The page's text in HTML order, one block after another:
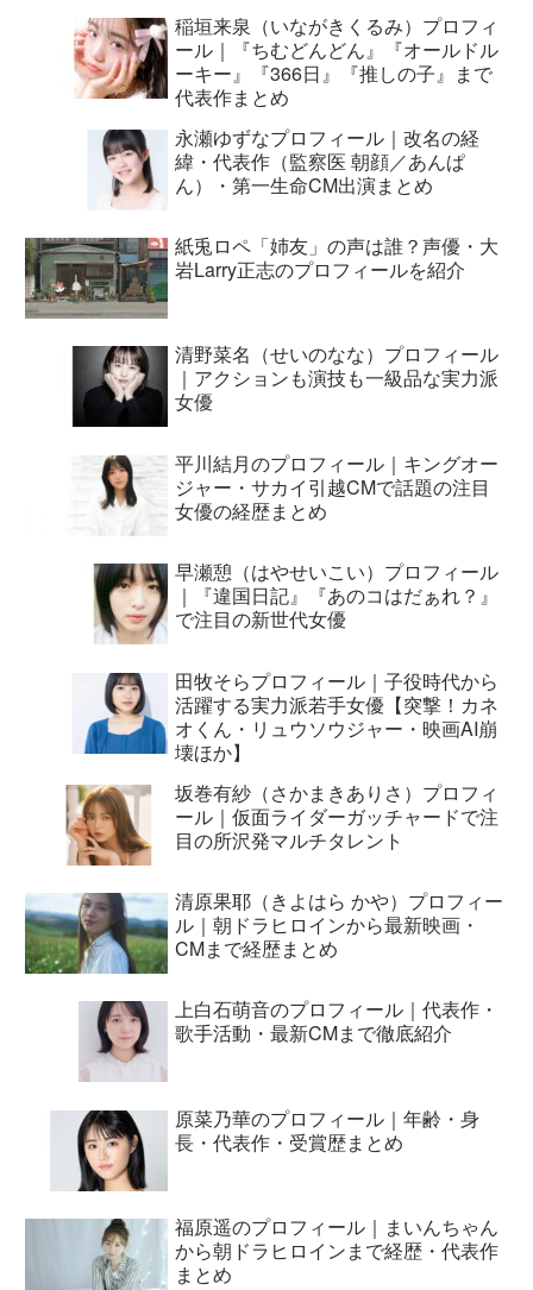
稲垣来泉（いながきくるみ）プロフィ
ール｜『ちむどんどん』『オールドル
ーキー』『366日』『推しの子』まで
代表作まとめ
永瀬ゆずなプロフィール｜改名の経
緯・代表作（監察医 朝顔／あんぱ
ん）・第一生命CM出演まとめ
紙兎ロペ「姉友」の声は誰？声優・大
岩Larry正志のプロフィールを紹介
清野菜名（せいのなな）プロフィール
｜アクションも演技も一級品な実力派
女優
平川結月のプロフィール｜キングオー
ジャー・サカイ引越CMで話題の注目
女優の経歴まとめ
早瀬憩（はやせいこい）プロフィール
｜『違国日記』『あのコはだぁれ？』
で注目の新世代女優
田牧そらプロフィール｜子役時代から
活躍する実力派若手女優【突撃！カネ
オくん・リュウソウジャー・映画AI崩
壊ほか】
坂巻有紗（さかまきありさ）プロフィ
ール｜仮面ライダーガッチャードで注
目の所沢発マルチタレント
清原果耶（きよはら かや）プロフィー
ル｜朝ドラヒロインから最新映画・
CMまで経歴まとめ
上白石萌音のプロフィール｜代表作・
歌手活動・最新CMまで徹底紹介
原菜乃華のプロフィール｜年齢・身
長・代表作・受賞歴まとめ
福原遥のプロフィール｜まいんちゃん
から朝ドラヒロインまで経歴・代表作
まとめ